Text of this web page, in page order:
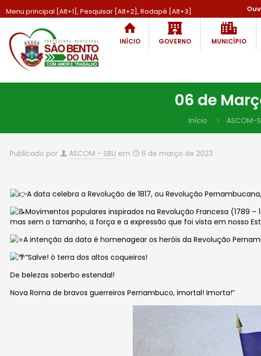
Menu principal [Alt+1], Pesquisar [Alt+2], Rodapé [Alt+3]
INÍCIO GOVERNO MUNICÍPIO
06 de
Início ASCOM-
Publicado por ASCOM - SBU em 6 de março de 2023
A data celebra a Revolução de 1817, ou Revolução
Movimentos populares inspirados na Revolução Francesa (1789
mas sem o tamanho, a força e a expressão que foi vista em nosso
A intenção da data é homenagear os heróis da Revolução
“Salve! ó terra dos altos coqueiros!
De belezas soberbo estendal!
Nova Roma de bravos guerreiros Pernambuco, imortal! Imorta!”